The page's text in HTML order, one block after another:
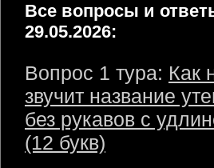
Все вопросы и
29.05.2026:
Вопрос 1 тура: Как
звучит название
без рукавов с
(12 букв)